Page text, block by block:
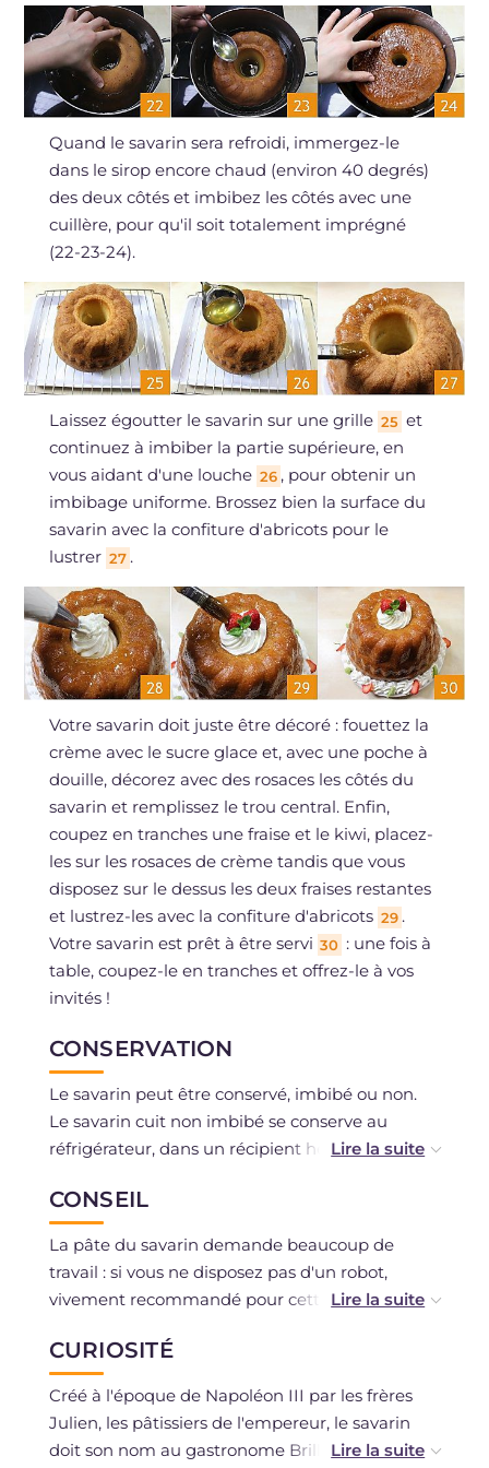
Quand le savarin sera refroidi, immergez-le
dans le sirop encore chaud (environ 40 degrés)
des deux côtés et imbibez les côtés avec une
cuillère, pour qu'il soit totalement imprégné
(22-23-24).
Laissez égoutter le savarin sur une grille 25 et
continuez à imbiber la partie supérieure, en
vous aidant d'une louche 26 , pour obtenir un
imbibage uniforme. Brossez bien la surface du
savarin avec la confiture d'abricots pour le
lustrer 27 .
Votre savarin doit juste être décoré : fouettez la
crème avec le sucre glace et, avec une poche à
douille, décorez avec des rosaces les côtés du
savarin et remplissez le trou central. Enfin,
coupez en tranches une fraise et le kiwi, placez-
les sur les rosaces de crème tandis que vous
disposez sur le dessus les deux fraises restantes
et lustrez-les avec la confiture d'abricots 29 .
Votre savarin est prêt à être servi 30 : une fois à
table, coupez-le en tranches et offrez-le à vos
invités !
CONSERVATION
Le savarin peut être conservé, imbibé ou non.
Le savarin cuit non imbibé se conserve au
réfrigérateur, dans un récipient hermétique,
60 jours.
Le savarin non imbibé peut aussi être séché, en
le laissant à température ambiante sur une
grille pour une nuit : ainsi, il se conserve dans
une boîte en métal pendant quelques mois à
température ambiante.
Le savarin déjà imbibé se conserve au
réfrigérateur, dans un récipient hermétique
pendant 4-5 jours ; il peut aussi être congelé et
conservé quelques mois et, en cas de besoin,
CONSEIL
La pâte du savarin demande beaucoup de
travail : si vous ne disposez pas d'un robot,
vivement recommandé pour cette recette, vous
coude pendant les mêmes temps indiqués
dans la recette, en vous aidant d'un fouet.
Placez le moule sur la grille inférieure du four,
sinon le savarin se colorera uniquement sur le
dessus et non en dessous.
CURIOSITÉ
Créé à l'époque de Napoléon III par les frères
Julien, les pâtissiers de l'empereur, le savarin
doit son nom au gastronome Brillat-Savarin, qui